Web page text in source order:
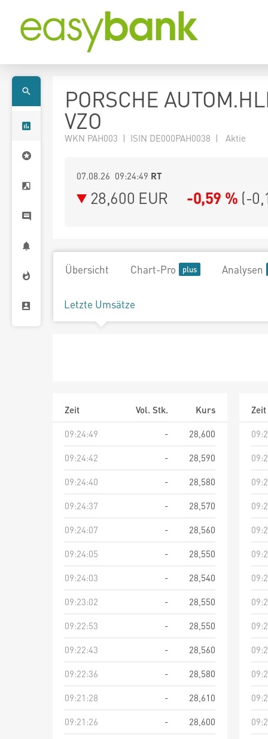
PORSCHE
VZO
WKN PAH003 | ISIN DE000PAH0038 | Aktie
07.08.26 09:24:49 RT
28,600 EUR -0,59 % (-
Übersicht Chart-Pro Analysen
Letzte Umsätze
Zeit Vol. Stk.
Kurs
09:24:49
-
28,600
09:24:42
-
28,590
09:24:40
-
28,580
09:24:37
-
28,570
09:24:07
-
28,560
09:24:05
-
28,550
09:24:03
-
28,540
09:23:02
-
28,550
09:22:53
-
28,550
09:22:43
-
28,560
09:22:36
-
28,580
09:21:28
-
28,610
09:21:26
-
28,600
Zeit